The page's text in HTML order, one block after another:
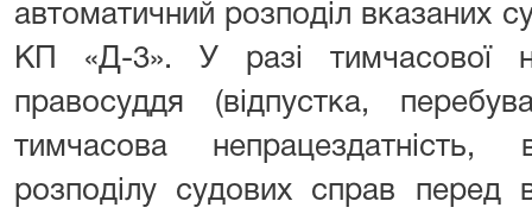
автоматичний розподіл вказаних
КП «Д-3». У разі тимчасової
правосуддя (відпустка,
тимчасова непрацездатність,
розподілу судових справ перед